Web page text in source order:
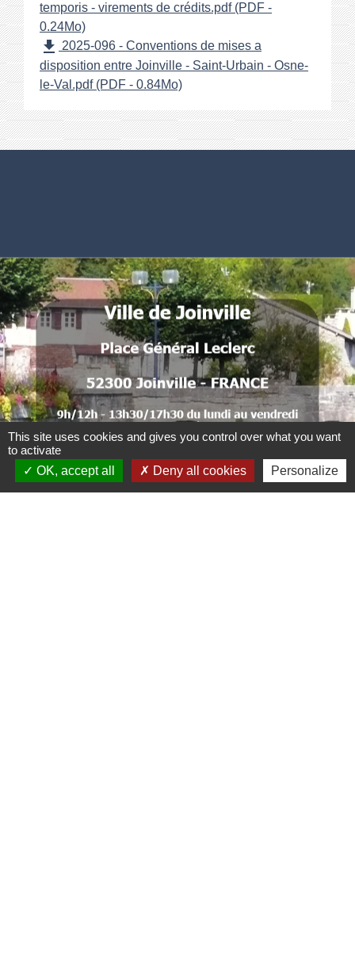
temporis - virements de crédits.pdf (PDF -
0.24Mo)
file_download 2025-096 - Conventions de mises a
disposition entre Joinville - Saint-Urbain - Osne-
le-Val.pdf (PDF - 0.84Mo)
.
.
.
.
.
. .
This site uses cookies and gives you control over what you want
to activate
OK, accept all
Deny all cookies Personalize